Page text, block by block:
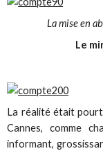
La mise en
Le
La réalité était
Cannes, comme
informant,